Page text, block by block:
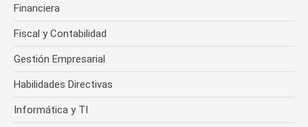
Financiera
Fiscal y Contabilidad
Gestión Empresarial
Habilidades Directivas
Informática y TI